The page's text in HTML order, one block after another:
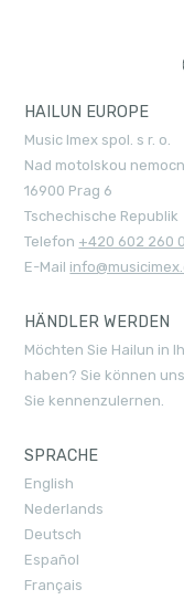
HAILUN EUROPE
Music Imex spol. s r. o.
Nad motolskou
16900 Prag 6
Tschechische Republik
Telefon +420 602 260
E-Mail
HÄNDLER WERDEN
Möchten Sie Hailun in
haben? Sie können
Sie kennenzulernen.
SPRACHE
English
Nederlands
Deutsch
Español
Français